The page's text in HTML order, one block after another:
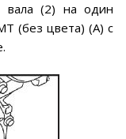
вала (2) на один
(без цвета) (А) с